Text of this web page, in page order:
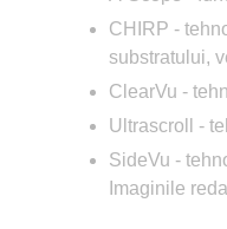
CHIRP -
substratului,
ClearVu -
Ultrascroll -
SideVu -
Imaginile